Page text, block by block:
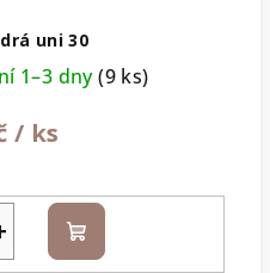
uni 30
1–3 dny(9 ks)
/ ks
Do
košíku